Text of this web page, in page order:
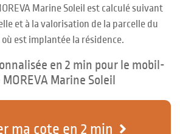
Marine Soleil est calculé suivant
et à la valorisation de la parcelle du
est implantée la résidence.
en 2 min pour le mobil-
MOREVA Marine Soleil
ma cote en 2 min